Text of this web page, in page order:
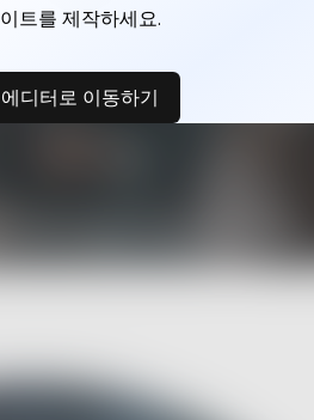
이트를 제작하세요.
에디터로 이동하기